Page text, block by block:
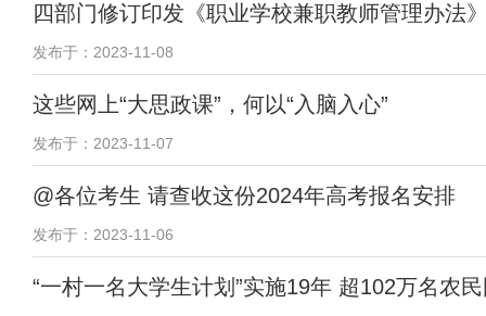
四部门修订印发《职业学校兼职教师管理办法
发布于：2023-11-08
这些网上“大思政课”，何以“入脑入心”
发布于：2023-11-07
@各位考生 请查收这份2024年高考报名安排
发布于：2023-11-06
“一村一名大学生计划”实施19年 超102万名农